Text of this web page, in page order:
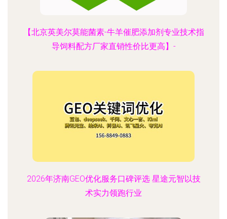
【北京英美尔莫能菌素-牛羊催肥添加剂专业技术指
导饲料配方厂家直销性价比更高】-
2026年济南GEO优化服务口碑评选 星途元智以技
术实力领跑行业